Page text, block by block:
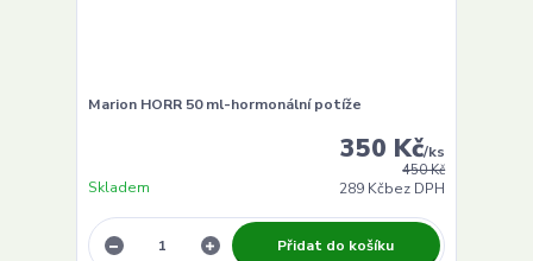
Marion HORR 50 ml-hormonální potíže
450 Kč
350 Kč/ks
289 Kčbez DPH
Skladem
Přidat do košíku